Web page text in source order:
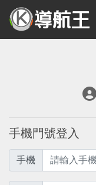
手機門號登入
手機